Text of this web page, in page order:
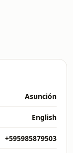
Asunción
English
+595985879503